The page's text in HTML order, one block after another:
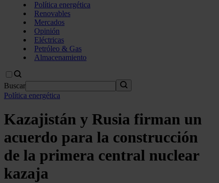
Política energética
Renovables
Mercados
Opinión
Eléctricas
Petróleo & Gas
Almacenamiento
Buscar
Política energética
Kazajistán y Rusia firman un
acuerdo para la construcción
de la primera central nuclear
kazaja